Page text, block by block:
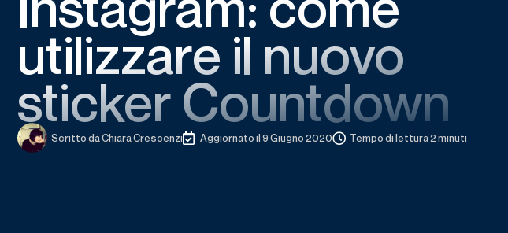
utilizzare il nuovo
sticker Countdown
Scritto daChiara Crescenzi Aggiornato il 9 Giugno 2020 Tempo di lettura 2 minuti